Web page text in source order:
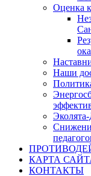
Оценка
Наши
КАРТА
КОНТАКТЫ